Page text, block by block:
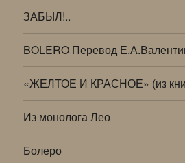
ЗАБЫЛ!..
BOLERO Перевод
«ЖЕЛТОЕ И КРАСНОЕ» (из
Из монолога Лео
Болеро